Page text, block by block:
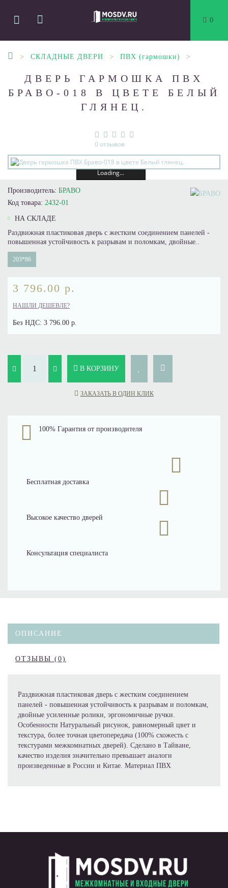
0
СКЛАДНЫЕ ДВЕРИ ПВХ (гармошки)
ДВЕРЬ ГАРМОШКА ПВХ
БРАВО-018 В ЦВЕТЕ БЕЛЫЙ
ГЛЯНЕЦ.
0 отзывов
Loading...
Производитель: БРАВО
Код товара: 2432-01
НА СКЛАДЕ
Раздвижная пластиковая дверь с жестким соединением панелей -
повышенная устойчивость к разрывам и поломкам, двойные..
203*86
3 796.00 р.
НАШЛИ ДЕШЕВЛЕ?
Без НДС: 3 796.00 р.
В КОРЗИНУ
ЗАКАЗАТЬ В ОДИН КЛИК
100% Гарантия от производителя
Бесплатная доставка
Высокое качество дверей
Консультация специалиста
ОПИСАНИЕ
ОТЗЫВЫ (0)
Раздвижная пластиковая дверь с жестким соединением
панелей - повышенная устойчивость к разрывам и поломкам,
двойные усиленные ролики, эргономичные ручки.
Особенности Натуральный рисунок, равномерный цвет и
текстура, более точная цветопередача (100% схожесть с
текстурами межкомнатных дверей). Сделано в Тайване,
качество изделия значительно превышает аналоги
произведенные в России и Китае. Материал ПВХ